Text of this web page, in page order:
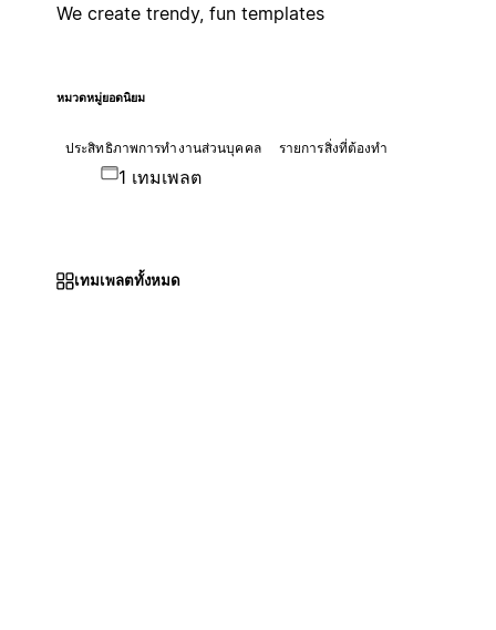
We create trendy, fun templates
หมวดหมู่ยอดนิยม
ประสิทธิภาพการทำงานส่วนบุคคล รายการสิ่งที่ต้องทำ
1 เทมเพลต
เทมเพลตทั้งหมด